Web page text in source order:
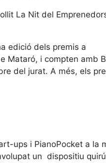
La Nit del
edició dels premis a
Mataró, i compten amb
del jurat. A més, els
ups i PianoPocket a la
un dispositiu